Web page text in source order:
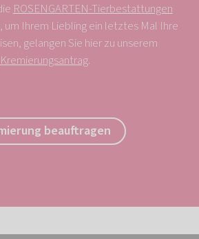
ROSENGARTEN-Tierbestattungen
um Ihrem Liebling ein letztes Mal Ihre
gelangen Sie hier zu unserem
Kremierungsantrag.
beauftragen